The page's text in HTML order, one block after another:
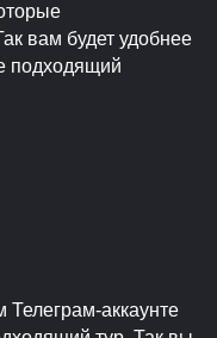
вам будет удобнее
подходящий
аккаунте